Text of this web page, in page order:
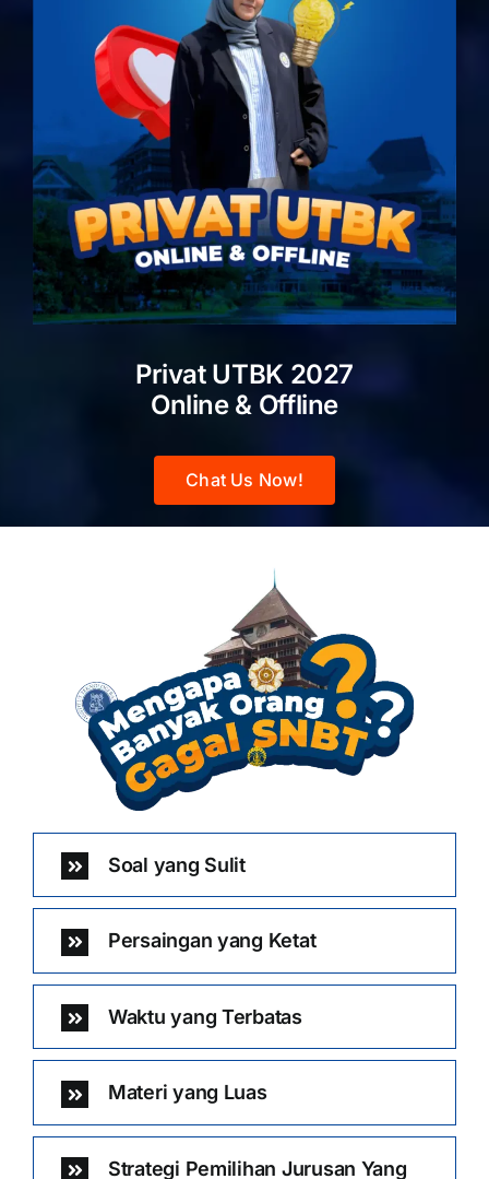
Privat UTBK 2027
Online & Offline
Chat Us Now!
Soal yang Sulit
Persaingan yang Ketat
Waktu yang Terbatas
Materi yang Luas
Strategi Pemilihan Jurusan Yang